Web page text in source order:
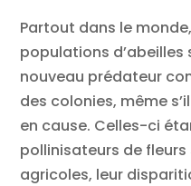
Partout dans le
populations d’abeilles
nouveau prédateur
des colonies, même
en cause. Celles-ci
pollinisateurs de
agricoles, leur